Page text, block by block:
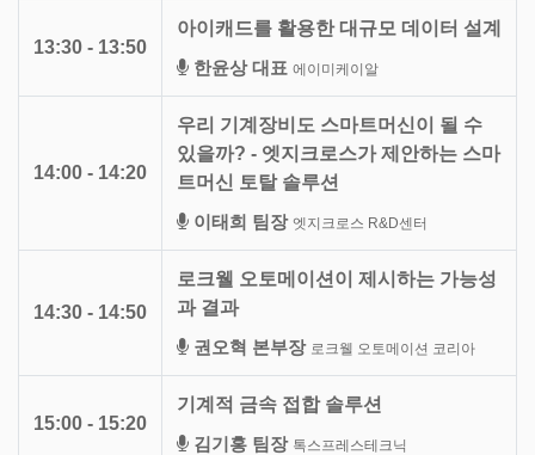
13:30 - 13:50
아이캐드를 활용한 대규모 데이터 설계
한윤상 대표 에이미케이알
14:00 - 14:20
우리 기계장비도 스마트머신이 될 수
있을까? - 엣지크로스가 제안하는 스마
트머신 토탈 솔루션
이태희 팀장 엣지크로스 R&D센터
14:30 - 14:50
로크웰 오토메이션이 제시하는 가능성
과 결과
권오혁 본부장 로크웰 오토메이션 코리아
15:00 - 15:20
기계적 금속 접합 솔루션
김기홍 팀장 톡스프레스테크닉